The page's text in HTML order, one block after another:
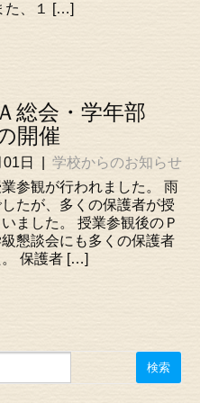
た、１ […]
総会・学年部
開催
日
学校からのお知らせ
参観が行われました。 雨
たが、多くの保護者が授
ました。 授業参観後のＰ
懇談会にも多くの保護者
保護者 […]